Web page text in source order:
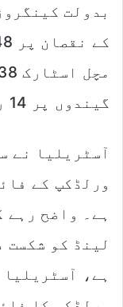
گیندوں پر 14 رنز بناکر ناقابل شکست رہے۔
ورلڈکپ کے
ہے۔ واضح رہے
لینڈ کو شکست
ہے،